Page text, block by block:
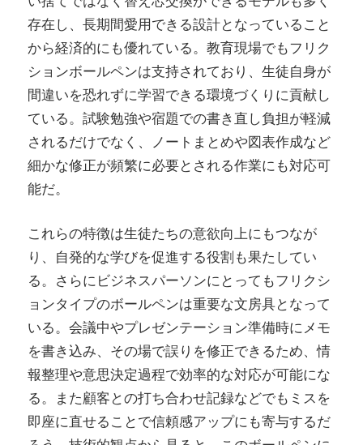
存在し、長期間愛用できる設計となっていること
から経済的にも優れている。教育現場でもフリク
ションボールペンは支持されており、生徒自身が
間違いを恐れずに学習できる環境づくりに貢献し
ている。試験勉強や宿題での書き直し負担が軽減
されるだけでなく、ノートまとめや図表作成など
細かな修正が頻繁に必要とされる作業にも対応可
能だ。
これらの特徴は生徒たちの意欲向上にもつなが
り、自発的な学びを促進する役割も果たしてい
る。さらにビジネスパーソンにとってもフリクシ
ョンタイプのボールペンは重要な文房具となって
いる。会議中やプレゼンテーション準備時にメモ
を書き込み、その場で誤りを修正できるため、情
報整理や意思決定過程で効率的な対応が可能にな
る。また顧客との打ち合わせ記録などでもミスを
即座に直せることで信頼感アップにも寄与するだ